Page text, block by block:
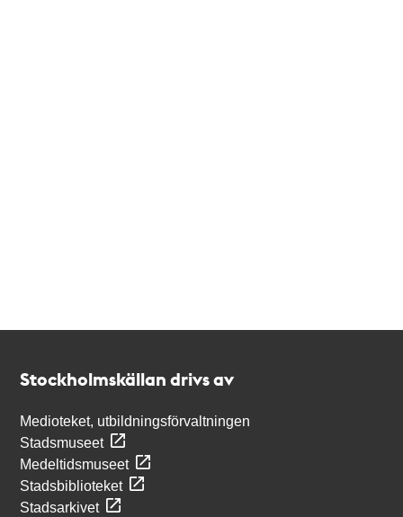
Stockholmskällan drivs av
Medioteket, utbildningsförvaltningen
Stadsmuseet
Medeltidsmuseet
Stadsbiblioteket
Stadsarkivet